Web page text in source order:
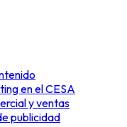
en el CESA
y ventas
publicidad